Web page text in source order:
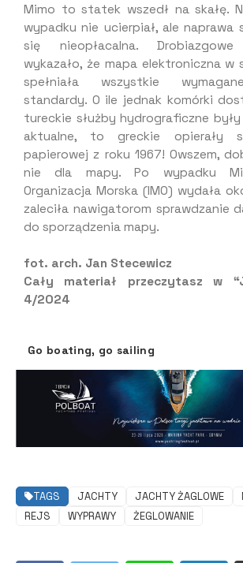
Mimo to statek wszedł na skałę.
wypadku nie ucierpiał, ale naprawa
się nieopłacalna. Drobiazgowe
wykazało, że mapa elektroniczna w
spełniała wszystkie
standardy. O ile jednak komórki
tureckie służby hydrograficzne
aktualne, to greckie opierały
papierowej z roku 1967! Owszem,
nie dla mapy. Po wypadku
Organizacja Morska (IMO) wydała
zaleciła nawigatorom sprawdzanie
do sporządzenia mapy.
fot. arch. Jan Stecewicz
Cały materiał przeczytasz w
4/2024
Go boating, go sailing
TAGS JACHTY JACHTY ŻAGLOWE
REJS
WYPRAWY ŻEGLOWANIE